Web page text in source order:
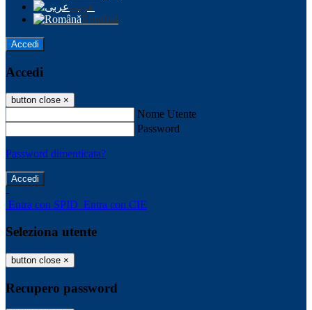
عربى
Română
Accedi
Accedi
button close ×
Nome Utente
Password
Password dimenticata?
-
Entra con SPID Entra con CIE
Seleziona utente
button close ×
Recupero password